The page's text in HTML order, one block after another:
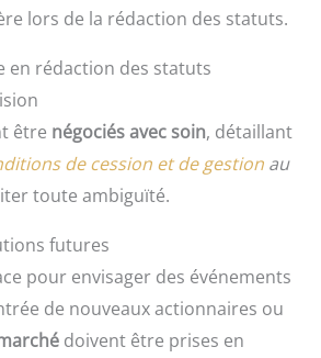
lors de la rédaction des statuts.
en rédaction des statuts
être négociés avec soin, détaillant
de cession et de gestion au
toute ambiguïté.
futures
pour envisager des événements
de nouveaux actionnaires ou
doivent être prises en